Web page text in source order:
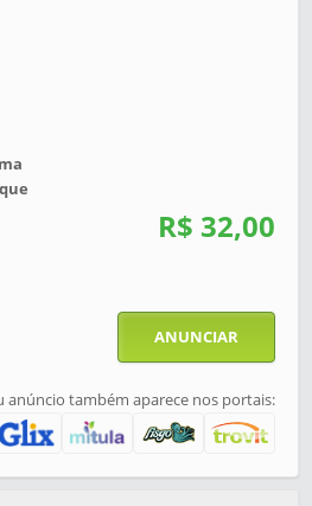
R$ 32,00
ANUNCIAR
anúncio também aparece nos portais: